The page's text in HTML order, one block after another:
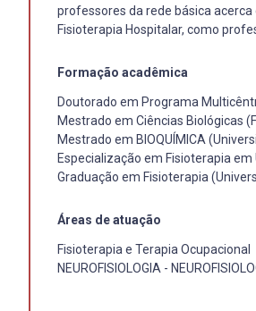
professores da rede básica
Fisioterapia Hospitalar, como
Formação acadêmica
Doutorado em Programa
Mestrado em Ciências Biológicas
Mestrado em BIOQUÍMICA
Especialização em Fisioterapia em
Graduação em Fisioterapia
Áreas de atuação
Fisioterapia e Terapia Ocupacional
NEUROFISIOLOGIA -